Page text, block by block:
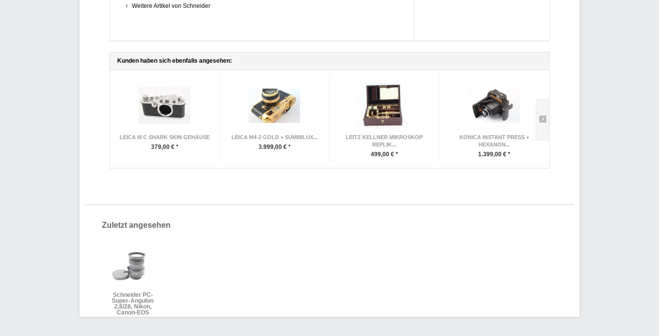
Weitere Artikel von Schneider
Kunden haben sich ebenfalls angesehen:
LEICA III C SHARK SKIN GEHÄUSE
379,00 € *
LEICA M4-2 GOLD + SUMMILUX...
3.999,00 € *
LEITZ KELLNER MIKROSKOP
REPLIK...
499,00 € *
KONICA INSTANT PRESS +
HEXANON...
1.399,00 € *
Zuletzt angesehen
Schneider PC-
Super-Angulon
2,8/28, Nikon,
Canon-EOS